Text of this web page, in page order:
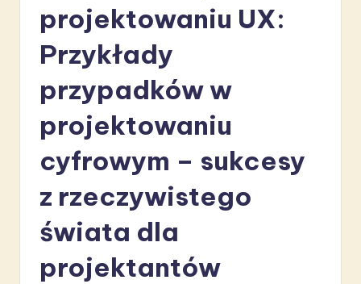
projektowaniu UX:
Przykłady
przypadków w
projektowaniu
cyfrowym – sukcesy
z rzeczywistego
świata dla
projektantów